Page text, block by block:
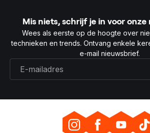
Mis niets, schrijf je in voor
Wees als eerste op de hoogte over
technieken en trends. Ontvang enkele
e-mail nieuwsbrief.